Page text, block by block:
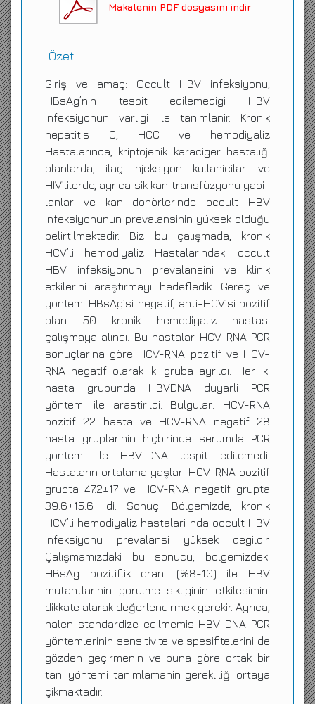
Makalenin PDF dosyasını indir
Özet
Giriş ve amaç: Occult HBV infeksiyonu,
HBsAg’nin tespit edilemedigi HBV
infeksiyonun varligi ile tanımlanir. Kronik
hepatitis C, HCC ve hemodiyaliz
Hastalarında, kriptojenik karaciger hastalığı
olanlarda, ilaç injeksiyon kullanicilari ve
HIV’lilerde, ayrica sik kan transfüzyonu yapi-
lanlar ve kan donörlerinde occult HBV
infeksiyonunun prevalansinin yüksek olduğu
belirtilmektedir. Biz bu çalışmada, kronik
HCV’li hemodiyaliz Hastalarındaki occult
HBV infeksiyonun prevalansini ve klinik
etkilerini araştırmayı hedefledik. Gereç ve
yöntem: HBsAg’si negatif, anti-HCV’si pozitif
olan 50 kronik hemodiyaliz hastası
çalışmaya alındı. Bu hastalar HCV-RNA PCR
sonuçlarına göre HCV-RNA pozitif ve HCV-
RNA negatif olarak iki gruba ayrıldı. Her iki
hasta grubunda HBVDNA duyarli PCR
yöntemi ile arastirildi. Bulgular: HCV-RNA
pozitif 22 hasta ve HCV-RNA negatif 28
hasta gruplarinin hiçbirinde serumda PCR
yöntemi ile HBV-DNA tespit edilemedi.
Hastaların ortalama yaşlari HCV-RNA pozitif
grupta 47.2±17 ve HCV-RNA negatif grupta
39.6±15.6 idi. Sonuç: Bölgemizde, kronik
HCV’li hemodiyaliz hastalari nda occult HBV
infeksiyonu prevalansi yüksek degildir.
Çalışmamızdaki bu sonucu, bölgemizdeki
HBsAg pozitiflik orani (%8-10) ile HBV
mutantlarinin görülme sikliginin etkilesimini
dikkate alarak değerlendirmek gerekir. Ayrıca,
halen standardize edilmemis HBV-DNA PCR
yöntemlerinin sensitivite ve spesifitelerini de
gözden geçirmenin ve buna göre ortak bir
tanı yöntemi tanımlamanin gerekliliği ortaya
çikmaktadır.